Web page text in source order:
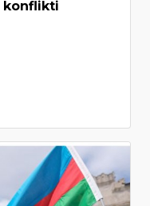
konflikti